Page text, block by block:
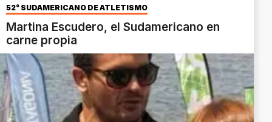
52° SUDAMERICANO DE ATLETISMO
Martina Escudero, el Sudamericano en
carne propia